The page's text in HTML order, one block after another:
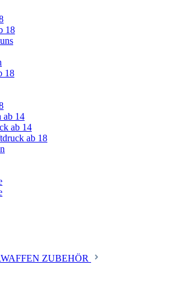
18
18
ab 14
ab 14
ab 18
ZUBEHÖR